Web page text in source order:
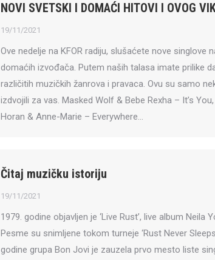
NOVI SVETSKI I DOMAĆI HITOVI I OVOG
19/11/2021
Ove nedelje na KFOR radiju, slušaćete nove singlove
domaćih izvođača. Putem naših talasa imate prilike
različitih muzičkih žanrova i pravaca. Ovu su samo
izdvojili za vas. Masked Wolf & Bebe Rexha – It’s
Horan & Anne-Marie – Everywhere…
Čitaj muzičku istoriju
19/11/2021
1979. godine objavljen je ‘Live Rust’, live album Neila
Pesme su snimljene tokom turneje ‘Rust Never
godine grupa Bon Jovi je zauzela prvo mesto liste